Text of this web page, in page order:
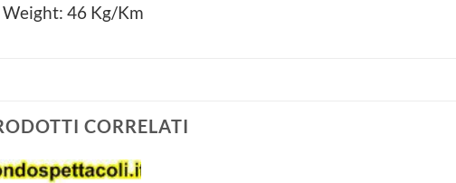
Weight: 46 Kg/Km
CORRELATI